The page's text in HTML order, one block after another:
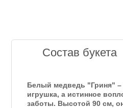
Состав букета
Белый медведь "Гриня" –
игрушка, а истинное
заботы. Высотой 90 см,